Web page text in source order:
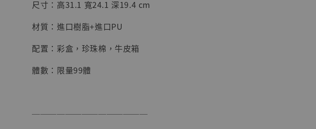
尺寸：高31.1 寬24.1 深19.4 cm
材質：進口樹脂+進口PU
配置：彩盒，珍珠棉，牛皮箱
體數：限量99體
──────────────